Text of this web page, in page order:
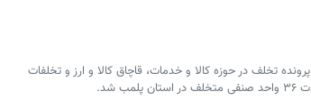
سرویس کردستان - مدیرکل تعزیرات حکومتی کردستان از تشکیل یک هزار و ۶۰۹ پرونده تخلف در حوزه کالا و خدمات، قاچاق کالا و ارز و تخلفات